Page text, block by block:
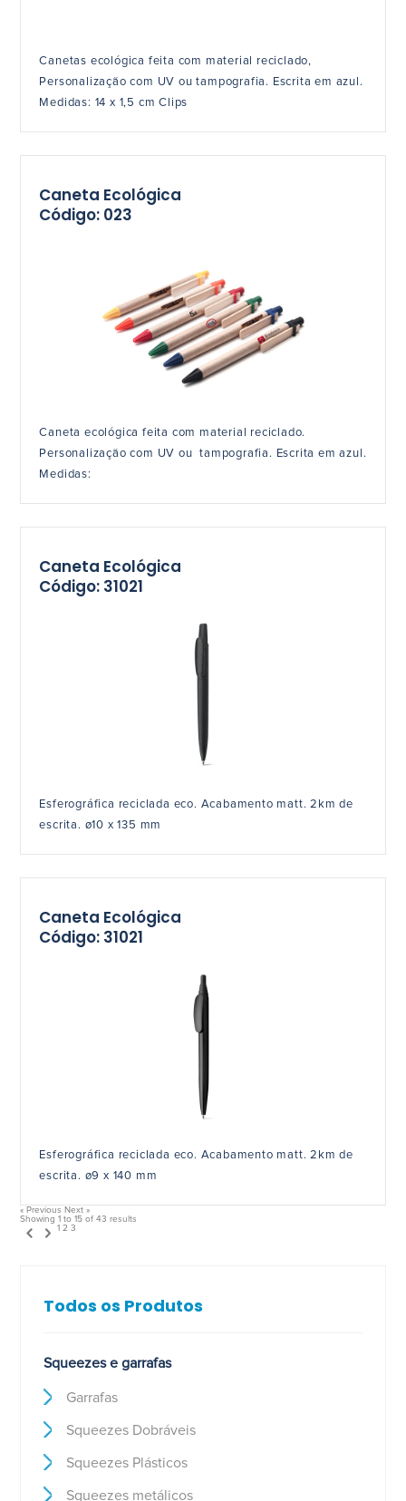
Todos os Produtos
Squeezes e garrafas
Garrafas
Squeezes Dobráveis
Squeezes Plásticos
Squeezes metálicos
Canetas ecológica feita com material reciclado,
Personalização com UV ou tampografia. Escrita em azul.
Medidas: 14 x 1,5 cm Clips
Caneta Ecológica
Código: 023
Caneta ecológica feita com material reciclado.
Personalização com UV ou tampografia. Escrita em azul.
Medidas:
Caneta Ecológica
Código: 31021
Esferográfica reciclada eco. Acabamento matt. 2km de
escrita. ø10 x 135 mm
Caneta Ecológica
Código: 31021
Esferográfica reciclada eco. Acabamento matt. 2km de
escrita. ø9 x 140 mm
« Previous Next »
Showing1 to15 of43 results
1 2 3